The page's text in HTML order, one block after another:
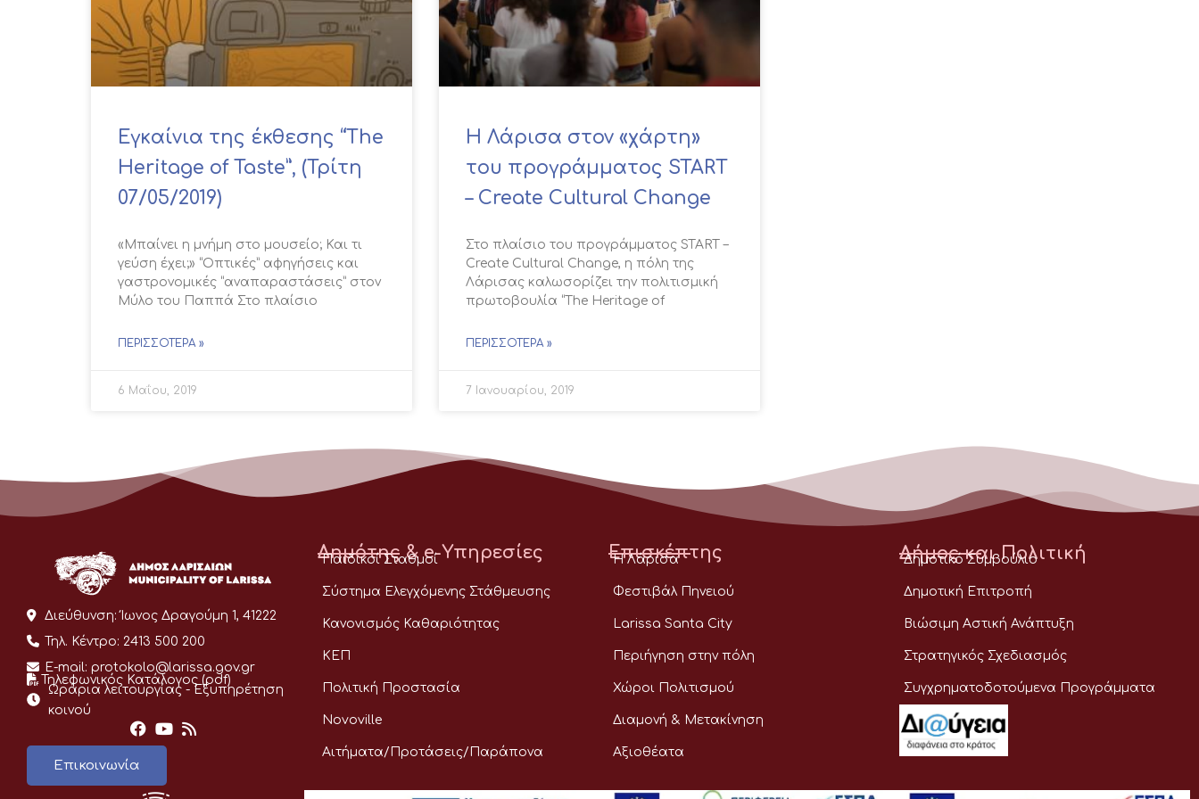
Εγκαίνια της έκθεσης “The
Heritage of Taste”, (Τρίτη
07/05/2019)
«Μπαίνει η μνήμη στο μουσείο; Και τι
γεύση έχει;» “Οπτικές” αφηγήσεις και
γαστρονομικές “αναπαραστάσεις” στον
Μύλο του Παππά Στο πλαίσιο
ΠΕΡΙΣΣΌΤΕΡΑ »
6 Μαΐου, 2019
Η Λάρισα στον «χάρτη»
του προγράμματος START
– Create Cultural Change
Στο πλαίσιο του προγράμματος START –
Create Cultural Change, η πόλη της
Λάρισας καλωσορίζει την πολιτισμική
πρωτοβουλία “The Heritage of
ΠΕΡΙΣΣΌΤΕΡΑ »
7 Ιανουαρίου, 2019
Διεύθυνση: Ίωνος Δραγούμη 1, 41222
Τηλ. Κέντρο: 2413 500 200
E-mail: protokolo@larissa.gov.gr
Τηλεφωνικός Κατάλογος (pdf)
Ωράρια λειτουργίας - Eξυπηρέτηση
κοινού
Επικοινωνία
Δημότης & e-Υπηρεσίες
Παιδικοί Σταθμοί
Σύστημα Ελεγχόμενης Στάθμευσης
Κανονισμός Καθαριότητας
ΚΕΠ
Πολιτική Προστασία
Novoville
Αιτήματα/Προτάσεις/Παράπονα
Επισκέπτης
Η Λάρισα
Φεστιβάλ Πηνειού
Larissa Santa City
Περιήγηση στην πόλη
Χώροι Πολιτισμού
Διαμονή & Μετακίνηση
Αξιοθέατα
Δήμος και Πολιτική
Δημοτικό Συμβούλιο
Δημοτική Επιτροπή
Βιώσιμη Αστική Ανάπτυξη
Στρατηγικός Σχεδιασμός
Συγχρηματοδοτούμενα Προγράμματα